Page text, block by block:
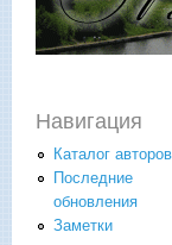
Навигация
Каталог авторов
Последние
обновления
Заметки